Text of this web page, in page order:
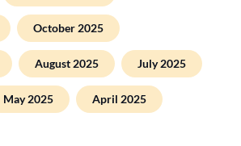
October 2025
August 2025 July 2025
May 2025 April 2025